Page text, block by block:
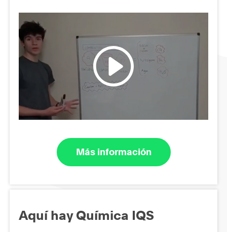
Más información
Aquí hay Química IQS